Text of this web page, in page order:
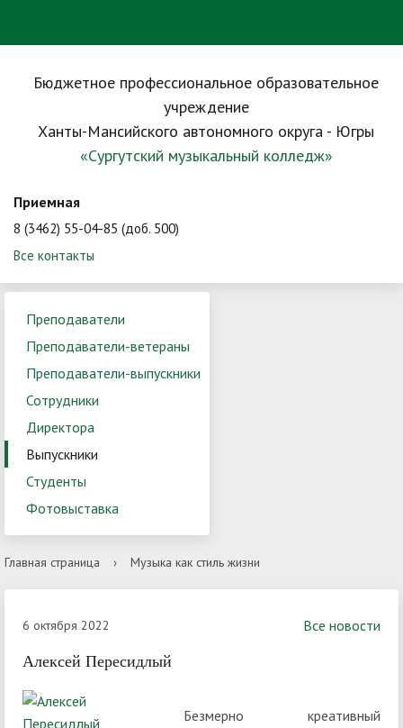
Бюджетное профессиональное образовательное
учреждение
Ханты-Мансийского автономного округа - Югры
«Сургутский музыкальный колледж»
Приемная
8 (3462) 55-04-85 (доб. 500)
Все контакты
Преподаватели
Преподаватели-ветераны
Преподаватели-выпускники
Сотрудники
Директора
Выпускники
Студенты
Фотовыставка
Главная страница › Музыка как стиль жизни
6 октября 2022
Все новости
Алексей Пересидлый
Безмерно креативный